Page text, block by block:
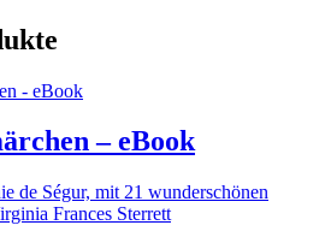
– eBook
de Ségur, mit 21 wunderschönen
Frances Sterrett